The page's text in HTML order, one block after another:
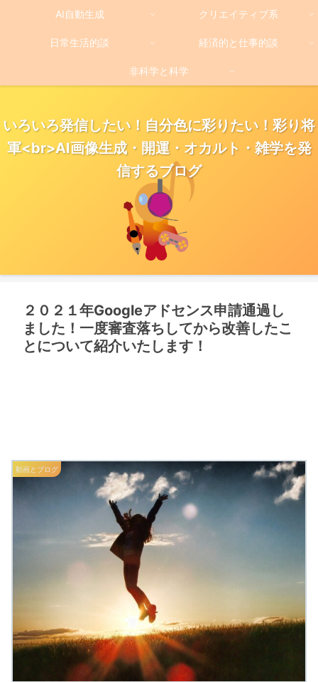
いろいろ発信したい！自分色に彩りたい！彩り将
軍<br>AI画像生成・開運・オカルト・雑学を発
信するブログ
AI自動生成 クリエイティブ系
日常生活的談 経済的と仕事的談
非科学と科学
２０２１年Googleアドセンス申請通過し
ました！一度審査落ちしてから改善したこ
とについて紹介いたします！
動画とブログ